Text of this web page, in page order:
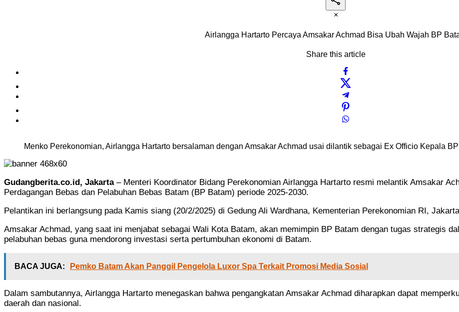
×
Airlangga Hartarto Percaya Amsakar Achmad Bisa Ubah Wajah BP
Share this article
Menko Perekonomian, Airlangga Hartarto bersalaman dengan Amsakar Achmad usai dilantik sebagai Ex Officio Kepala
Gudangberita.co.id, Jakarta – Menteri Koordinator Bidang Perekonomian Airlangga Hartarto resmi melantik Amsakar
Perdagangan Bebas dan Pelabuhan Bebas Batam (BP Batam) periode 2025-2030.
Pelantikan ini berlangsung pada Kamis siang (20/2/2025) di Gedung Ali Wardhana, Kementerian Perekonomian RI,
Amsakar Achmad, yang saat ini menjabat sebagai Wali Kota Batam, akan memimpin BP Batam dengan tugas strategis
pelabuhan bebas guna mendorong investasi serta pertumbuhan ekonomi di Batam.
BACA JUGA: Pemko Batam Akan Panggil Pengelola Luxor Spa Terkait Promosi Media Sosial
Dalam sambutannya, Airlangga Hartarto menegaskan bahwa pengangkatan Amsakar Achmad diharapkan dapat
daerah dan nasional.